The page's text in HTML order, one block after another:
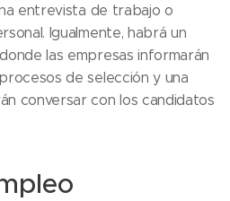
entrevista de trabajo o
Igualmente, habrá un
las empresas informarán
de selección y una
conversar con los candidatos